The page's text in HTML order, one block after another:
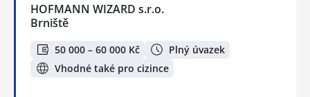
HOFMANN WIZARD s.r.o.
Brniště
50 000 – 60 000 Kč
Plný úvazek
Vhodné také pro cizince